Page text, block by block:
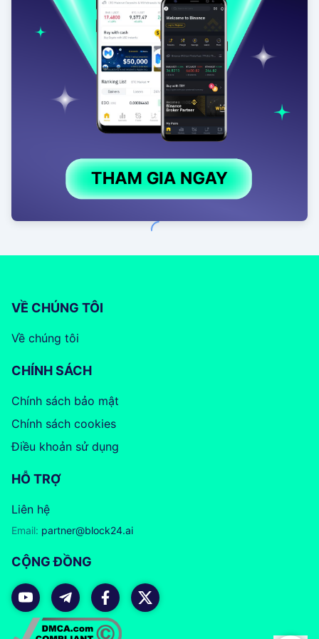
VỀ CHÚNG TÔI
Về chúng tôi
CHÍNH SÁCH
Chính sách bảo mật
Chính sách cookies
Điều khoản sử dụng
HỖ TRỢ
Liên hệ
Email: partner@block24.ai
CỘNG ĐỒNG